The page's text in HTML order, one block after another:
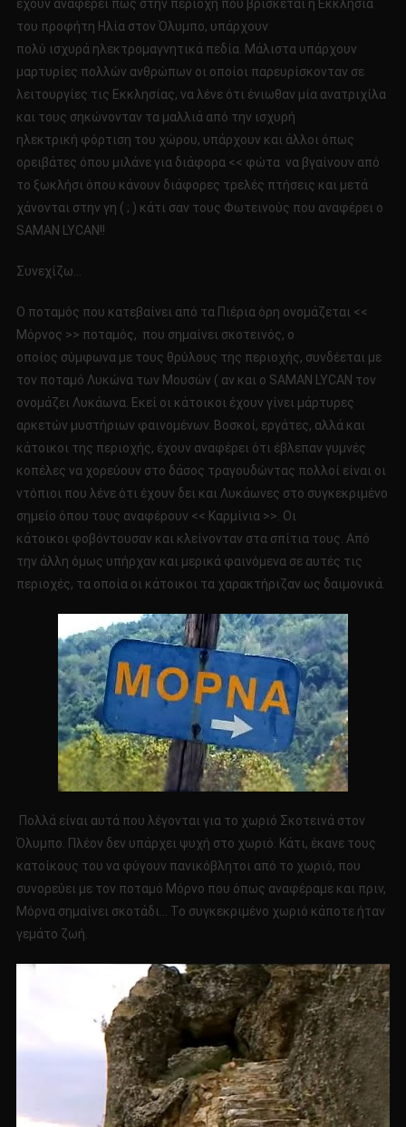
έχουν αναφέρει πως στην περιοχή που βρίσκεται η Εκκλησία
του προφήτη Ηλία στον Όλυμπο, υπάρχουν
πολύ ισχυρά ηλεκτρομαγνητικά πεδία. Μάλιστα υπάρχουν
μαρτυρίες πολλών ανθρώπων οι οποίοι παρευρίσκονταν σε
λειτουργίες τις Εκκλησίας, να λένε ότι ένιωθαν μία ανατριχίλα
και τους σηκώνονταν τα μαλλιά από την ισχυρή
ηλεκτρική φόρτιση του χώρου, υπάρχουν και άλλοι όπως
ορειβάτες όπου μιλάνε για διάφορα << φώτα να βγαίνουν από
το ξωκλήσι όπου κάνουν διάφορες τρελές πτήσεις και μετά
χάνονται στην γη ( ; ) κάτι σαν τους Φωτεινούς που αναφέρει ο
SAMAN LYCAN!!
Συνεχίζω…
Ο ποταμός που κατεβαίνει από τα Πιέρια όρη ονομάζεται <<
Μόρνος >> ποταμός, που σημαίνει σκοτεινός, ο
οποίος σύμφωνα με τους θρύλους της περιοχής, συνδέεται με
τον ποταμό Λυκώνα των Μουσών ( αν και ο SAMAN LYCAN τον
ονομάζει Λυκάωνα. Εκεί οι κάτοικοι έχουν γίνει μάρτυρες
αρκετών μυστήριων φαινομένων. Βοσκοί, εργάτες, αλλά και
κάτοικοι της περιοχής, έχουν αναφέρει ότι έβλεπαν γυμνές
κοπέλες να χορεύουν στο δάσος τραγουδώντας πολλοί είναι οι
ντόπιοι που λένε ότι έχουν δει και Λυκάωνες στο συγκεκριμένο
σημείο όπου τους αναφέρουν << Καρμίνια >>. Οι
κάτοικοι φοβόντουσαν και κλείνονταν στα σπίτια τους. Από
την άλλη όμως υπήρχαν και μερικά φαινόμενα σε αυτές τις
περιοχές, τα οποία οι κάτοικοι τα χαρακτήριζαν ως δαιμονικά.
Πολλά είναι αυτά που λέγονται για το χωριό Σκοτεινά στον
Όλυμπο. Πλέον δεν υπάρχει ψυχή στο χωριό. Κάτι, έκανε τους
κατοίκους του να φύγουν πανικόβλητοι από το χωριό, που
συνορεύει με τον ποταμό Μόρνο που όπως αναφέραμε και πριν,
Μόρνα σημαίνει σκοτάδι… Το συγκεκριμένο χωριό κάποτε ήταν
γεμάτο ζωή.